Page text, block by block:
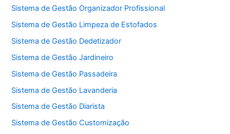
Sistema de Gestão Organizador Profissional
Sistema de Gestão Limpeza de Estofados
Sistema de Gestão Dedetizador
Sistema de Gestão Jardineiro
Sistema de Gestão Passadeira
Sistema de Gestão Lavanderia
Sistema de Gestão Diarista
Sistema de Gestão Customização